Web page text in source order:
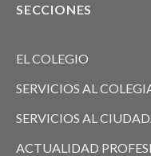
SECCIONES
EL COLEGIO
SERVICIOS AL
SERVICIOS AL
ACTUALIDAD